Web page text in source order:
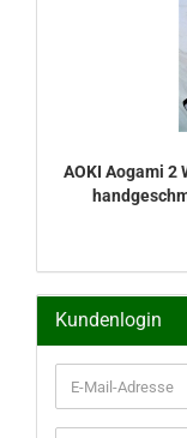
AOKI Aogami 2
Kundenlogin
E-
Mail-
Adresse